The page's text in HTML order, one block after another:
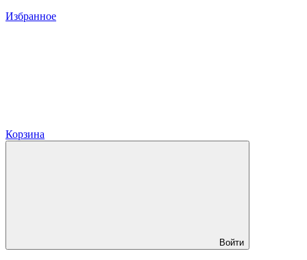
Избранное
Корзина
Войти